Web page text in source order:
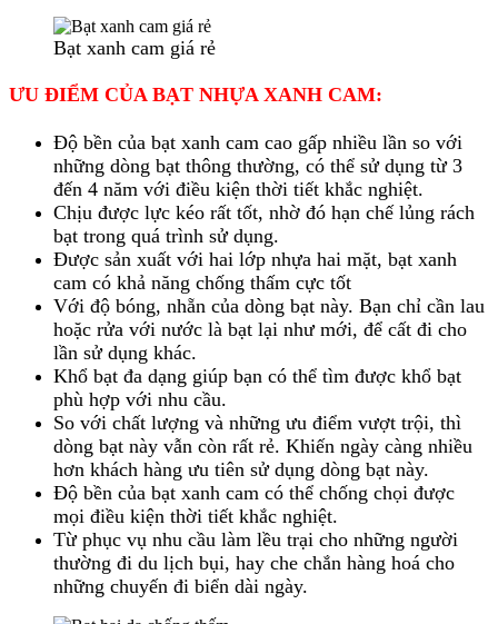
Bạt xanh cam giá rẻ
ƯU ĐIỂM CỦA BẠT NHỰA XANH CAM:
Độ bền của bạt xanh cam cao gấp nhiều lần so với
những dòng bạt thông thường, có thể sử dụng từ 3
đến 4 năm với điều kiện thời tiết khắc nghiệt.
Chịu được lực kéo rất tốt, nhờ đó hạn chế lủng rách
bạt trong quá trình sử dụng.
Được sản xuất với hai lớp nhựa hai mặt, bạt xanh
cam có khả năng chống thấm cực tốt
Với độ bóng, nhẵn của dòng bạt này. Bạn chỉ cần lau
hoặc rửa với nước là bạt lại như mới, để cất đi cho
lần sử dụng khác.
Khổ bạt đa dạng giúp bạn có thể tìm được khổ bạt
phù hợp với nhu cầu.
So với chất lượng và những ưu điểm vượt trội, thì
dòng bạt này vẫn còn rất rẻ. Khiến ngày càng nhiều
hơn khách hàng ưu tiên sử dụng dòng bạt này.
Độ bền của bạt xanh cam có thể chống chọi được
mọi điều kiện thời tiết khắc nghiệt.
Từ phục vụ nhu cầu làm lều trại cho những người
thường đi du lịch bụi, hay che chắn hàng hoá cho
những chuyến đi biển dài ngày.